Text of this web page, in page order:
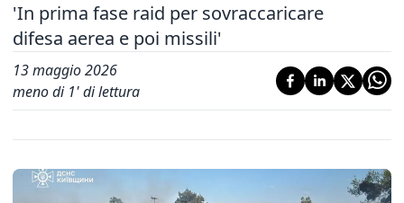
'In prima fase raid per sovraccaricare
difesa aerea e poi missili'
13 maggio 2026
meno di 1' di lettura